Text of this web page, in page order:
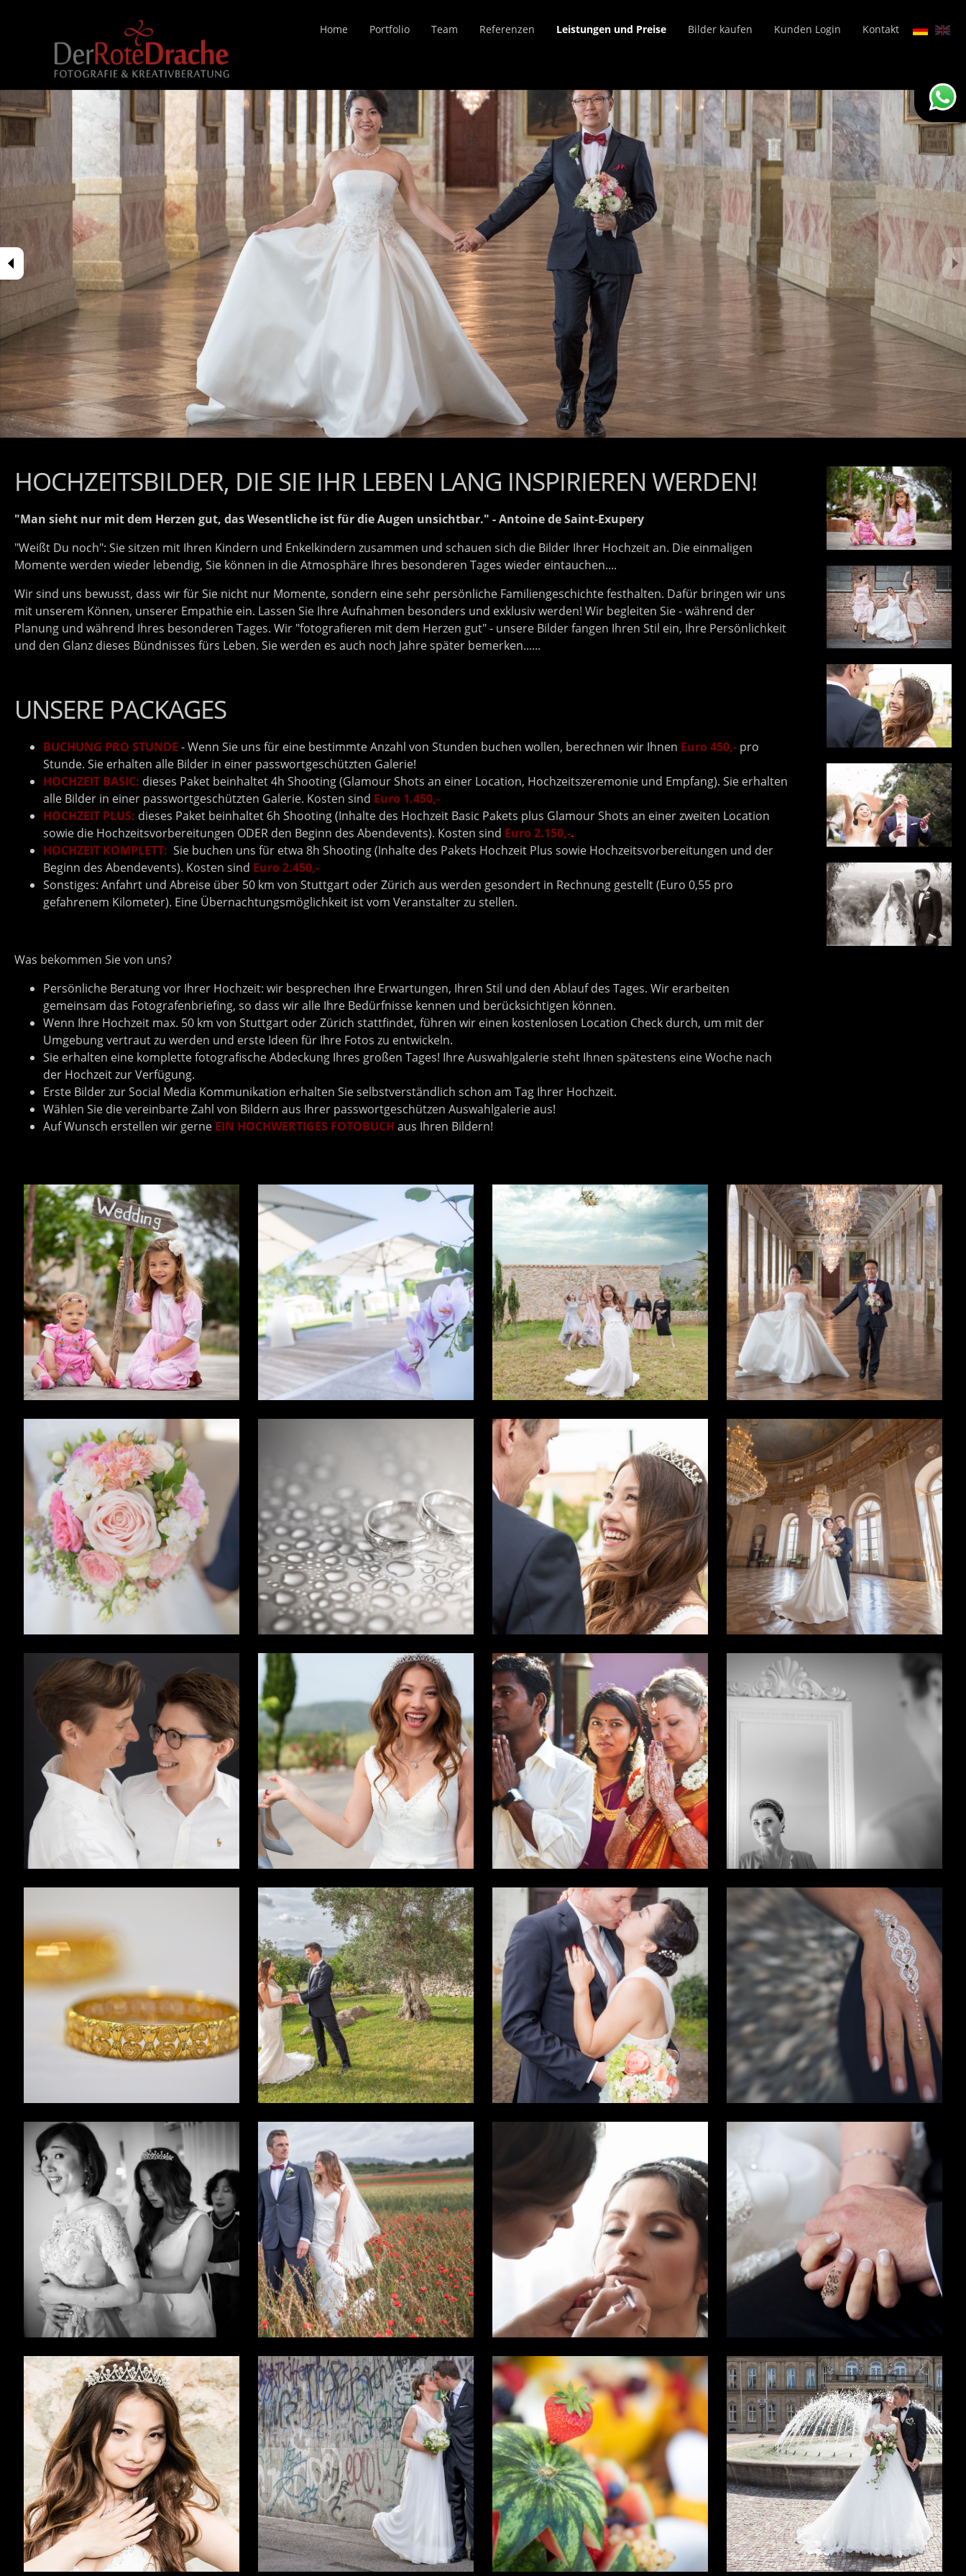
Home Portfolio Team Referenzen Leistungen und Preise Bilder kaufen Kunden Login Kontakt
HOCHZEITSBILDER, DIE SIE IHR LEBEN LANG INSPIRIEREN WERDEN!
"Man sieht nur mit dem Herzen gut, das Wesentliche ist für die Augen unsichtbar." - Antoine de Saint-Exupery
"Weißt Du noch": Sie sitzen mit Ihren Kindern und Enkelkindern zusammen und schauen sich die Bilder Ihrer Hochzeit an. Die einmaligen
Momente werden wieder lebendig, Sie können in die Atmosphäre Ihres besonderen Tages wieder eintauchen....
Wir sind uns bewusst, dass wir für Sie nicht nur Momente, sondern eine sehr persönliche Familiengeschichte festhalten. Dafür bringen wir uns
mit unserem Können, unserer Empathie ein. Lassen Sie Ihre Aufnahmen besonders und exklusiv werden! Wir begleiten Sie - während der
Planung und während Ihres besonderen Tages. Wir "fotografieren mit dem Herzen gut" - unsere Bilder fangen Ihren Stil ein, Ihre Persönlichkeit
und den Glanz dieses Bündnisses fürs Leben. Sie werden es auch noch Jahre später bemerken......
UNSERE PACKAGES
BUCHUNG PRO STUNDE - Wenn Sie uns für eine bestimmte Anzahl von Stunden buchen wollen, berechnen wir Ihnen Euro 450,- pro
Stunde. Sie erhalten alle Bilder in einer passwortgeschützten Galerie!
HOCHZEIT BASIC: dieses Paket beinhaltet 4h Shooting (Glamour Shots an einer Location, Hochzeitszeremonie und Empfang). Sie erhalten
alle Bilder in einer passwortgeschützten Galerie. Kosten sind Euro 1.450,-
HOCHZEIT PLUS: dieses Paket beinhaltet 6h Shooting (Inhalte des Hochzeit Basic Pakets plus Glamour Shots an einer zweiten Location
sowie die Hochzeitsvorbereitungen ODER den Beginn des Abendevents). Kosten sind Euro 2.150,-.
HOCHZEIT KOMPLETT: Sie buchen uns für etwa 8h Shooting (Inhalte des Pakets Hochzeit Plus sowie Hochzeitsvorbereitungen und der
Beginn des Abendevents). Kosten sind Euro 2.450,-
Sonstiges: Anfahrt und Abreise über 50 km von Stuttgart oder Zürich aus werden gesondert in Rechnung gestellt (Euro 0,55 pro
gefahrenem Kilometer). Eine Übernachtungsmöglichkeit ist vom Veranstalter zu stellen.
Was bekommen Sie von uns?
Persönliche Beratung vor Ihrer Hochzeit: wir besprechen Ihre Erwartungen, Ihren Stil und den Ablauf des Tages. Wir erarbeiten
gemeinsam das Fotografenbriefing, so dass wir alle Ihre Bedürfnisse kennen und berücksichtigen können.
Wenn Ihre Hochzeit max. 50 km von Stuttgart oder Zürich stattfindet, führen wir einen kostenlosen Location Check durch, um mit der
Umgebung vertraut zu werden und erste Ideen für Ihre Fotos zu entwickeln.
Sie erhalten eine komplette fotografische Abdeckung Ihres großen Tages! Ihre Auswahlgalerie steht Ihnen spätestens eine Woche nach
der Hochzeit zur Verfügung.
Erste Bilder zur Social Media Kommunikation erhalten Sie selbstverständlich schon am Tag Ihrer Hochzeit.
Wählen Sie die vereinbarte Zahl von Bildern aus Ihrer passwortgeschützen Auswahlgalerie aus!
Auf Wunsch erstellen wir gerne EIN HOCHWERTIGES FOTOBUCH aus Ihren Bildern!